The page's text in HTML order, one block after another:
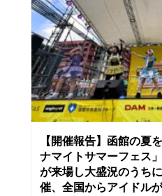
【開催報告】函館の夏
ナマイトサマーフェス
が来場し大盛況のうち
催、全国からアイドル